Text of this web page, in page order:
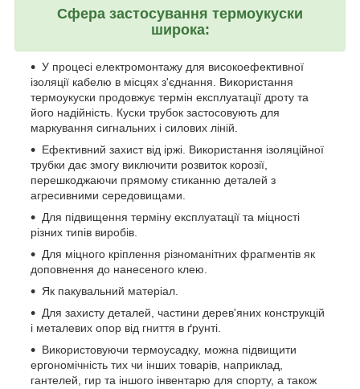
Сфера застосування термоукуски
широка:
У процесі електромонтажу для високоефективної
ізоляції кабелю в місцях з'єднання. Використання
термоукуски продовжує термін експлуатації дроту та
його надійність. Куски трубок застосовують для
маркування сигнальних і силових ліній.
Ефективний захист від іржі. Використання ізоляційної
трубки дає змогу виключити розвиток корозії,
перешкоджаючи прямому стиканню деталей з
агресивними середовищами.
Для підвищення терміну експлуатації та міцності
різних типів виробів.
Для міцного кріплення різноманітних фрагментів як
доповнення до нанесеного клею.
Як пакувальний матеріал.
Для захисту деталей, частини дерев'яних конструкцій
і металевих опор від гниття в ґрунті.
Використовуючи термоусадку, можна підвищити
ергономічність тих чи інших товарів, наприклад,
гантелей, гир та іншого інвентарю для спорту, а також